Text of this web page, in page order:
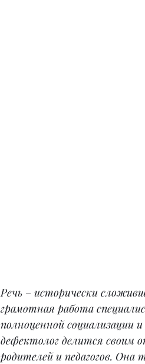
Речь – исторически
грамотная работа
полноценной социализации
дефектолог делится своим
родителей и педагогов.